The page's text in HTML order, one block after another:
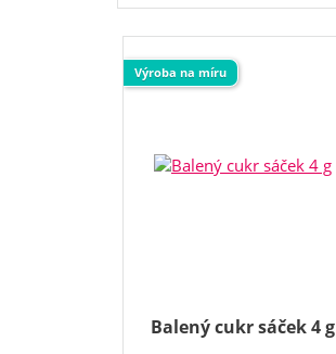
Balený cukr sáček 4 g
Výroba na míru